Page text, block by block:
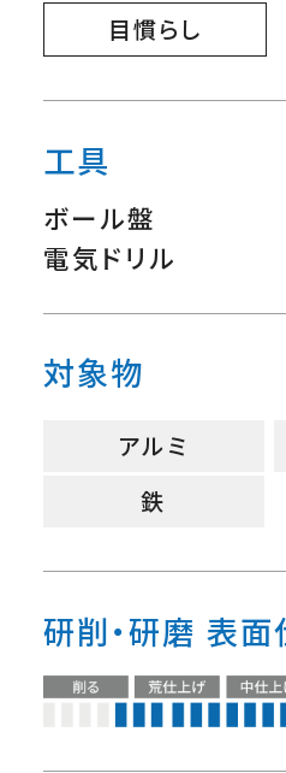
目慣らし
工具
ボール盤
電気ドリル
対象物
アルミ
鉄
研削・研磨 表